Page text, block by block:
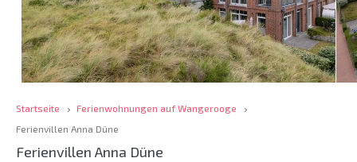
Startseite
Ferienwohnungen auf Wangerooge
Ferienvillen Anna Düne
Ferienvillen Anna Düne